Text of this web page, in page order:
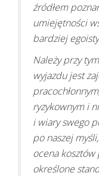
źródłem
umiejętności
bardziej
Należy przy
wyjazdu jest
ryzykownym i
i wiary swego
po naszej
ocena kosztów
określone